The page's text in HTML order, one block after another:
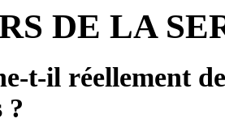
DE LA
t-il réellement
?